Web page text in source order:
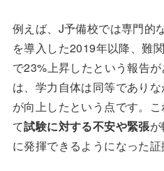
例えば、J予備校では専門的
を導入した2019年以降、難
で23%上昇したという報告
は、学力自体は同等であり
が向上したという点です。
て試験に対する不安や緊張
に発揮できるようになった証